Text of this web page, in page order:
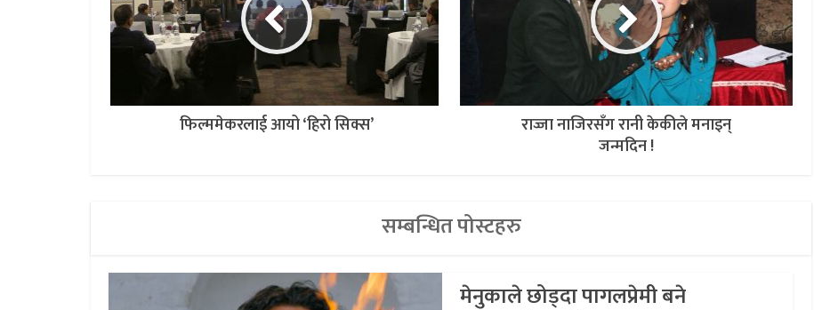
फिल्ममेकरलाई आयो ‘हिरो सिक्स’
राज्जा नाजिरसँग रानी केकीले मनाइन्
जन्मदिन !
सम्बन्धित पोस्टहरु
मेनुकाले छोड्दा पागलप्रेमी बने